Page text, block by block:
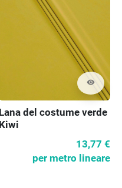
visibility
Lana del costume verde
Kiwi
13,77 €
per metro lineare